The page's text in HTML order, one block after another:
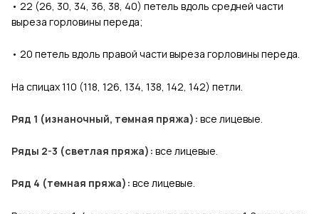
• ­ 22 (26, 30, 34, 36, 38, 40) петель вдоль средней части
выреза горловины переда;
• ­ 20 петель вдоль правой части выреза горловины переда.
На спицах 110 (118, 126, 134, 138, 142, 142) петли.
Ряд 1 (изнаночный, темная пряжа): все лицевые.
Ряды 2-3 (светлая пряжа): все лицевые.
Ряд 4 (темная пряжа): все лицевые.